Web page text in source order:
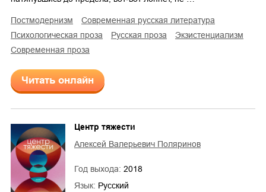
постмодернизм
современная русская литература
психологическая проза
русская проза
экзистенциализм
современная проза
Читать онлайн
Центр тяжести
Алексей Валерьевич Поляринов
Год выхода: 2018
Язык: Русский